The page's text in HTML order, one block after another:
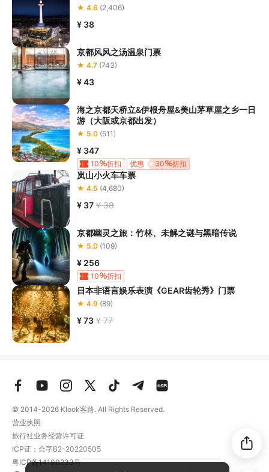
★ 4.6 (2,406)
¥ 38
京都风风之汤温泉门票
★ 4.7 (743)
¥ 43
海之京都天桥立&伊根舟屋&美山茅草屋之乡一日
游（大阪或京都出发）
★ 5.0 (511)
¥ 347
10 折扣 30 折扣
优惠
岚山小火车车票
★ 4.5 (4,680)
¥ 37 ¥ 38
京都幽灵之旅：竹林、未解之谜与黑暗传说
★ 5.0 (109)
¥ 256
10 折扣
日本非语言娱乐表演《GEAR齿轮秀》门票
★ 4.9 (89)
¥ 73 ¥ 77
© 2014-2026 Klook客路. All Rights Reserved.
营业执照
旅行社业务经营许可证
ICP证：合字B2-20220505
粤ICP备14100233号